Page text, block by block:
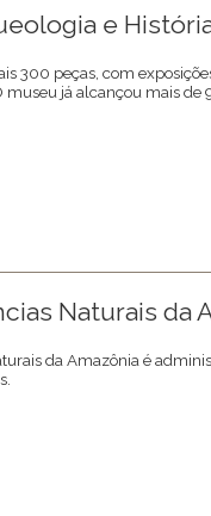
e
300 peças, com
museu já alcançou mais de
Naturais da
da Amazônia é